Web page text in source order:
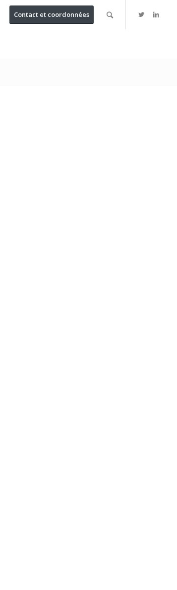
Contact et coordonnées